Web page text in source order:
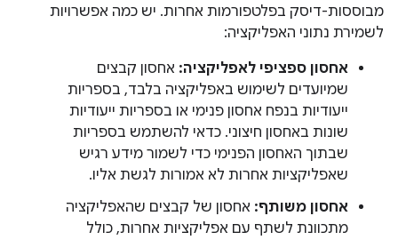
מבוססות-דיסק בפלטפורמות אחרות. יש כמה אפשרויות
לשמירת נתוני האפליקציה:
אחסון ספציפי לאפליקציה: אחסון קבצים
שמיועדים לשימוש באפליקציה בלבד, בספריות
ייעודיות בנפח אחסון פנימי או בספריות ייעודיות
שונות באחסון חיצוני. כדאי להשתמש בספריות
שבתוך האחסון הפנימי כדי לשמור מידע רגיש
שאפליקציות אחרות לא אמורות לגשת אליו.
אחסון משותף: אחסון של קבצים שהאפליקציה
מתכוונת לשתף עם אפליקציות אחרות, כולל